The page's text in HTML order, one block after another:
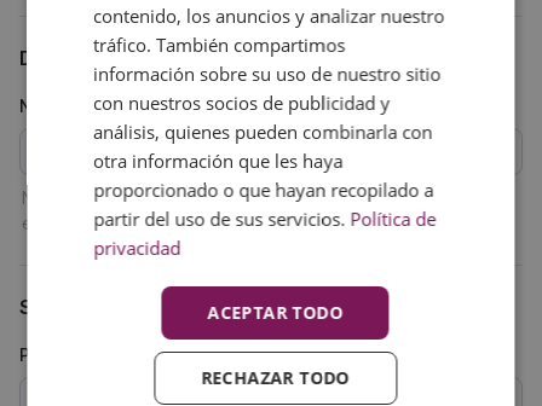
Detalles de la empresa
Número de IVA
Nota: Introduzca el número de IVA con el código de país (p.
ej. GB 111 111 11)
Su dirección
País
contenido, los anuncios y analizar nuestro
tráfico. También compartimos
información sobre su uso de nuestro sitio
con nuestros socios de publicidad y
análisis, quienes pueden combinarla con
otra información que les haya
proporcionado o que hayan recopilado a
partir del uso de sus servicios. Política de
privacidad
ACEPTAR TODO
RECHAZAR TODO